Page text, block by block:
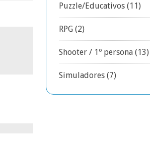
Puzzle/Educativos(11)
RPG(2)
Shooter / 1º persona(13)
Simuladores(7)